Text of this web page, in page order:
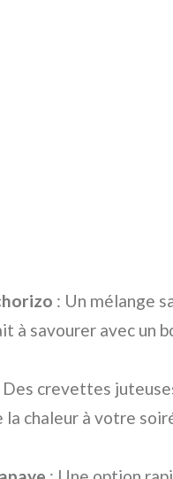
: Un mélange
à savourer avec un
Des crevettes
la chaleur à votre